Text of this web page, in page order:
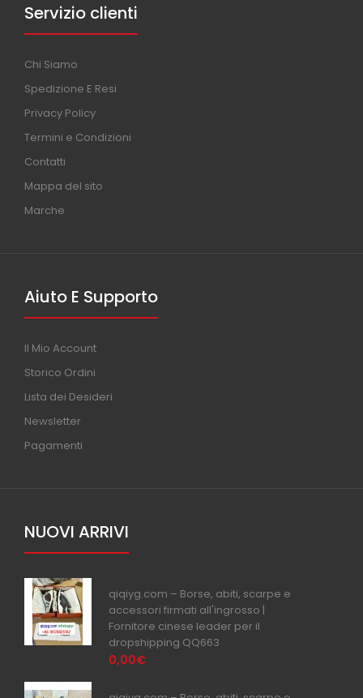
Servizio clienti
Chi Siamo
Spedizione E Resi
Privacy Policy
Termini e Condizioni
Contatti
Mappa del sito
Marche
Aiuto E Supporto
Il Mio Account
Storico Ordini
Lista dei Desideri
Newsletter
Pagamenti
NUOVI ARRIVI
qiqiyg.com – Borse, abiti, scarpe e
accessori firmati all'ingrosso |
Fornitore cinese leader per il
dropshipping QQ663
0,00€